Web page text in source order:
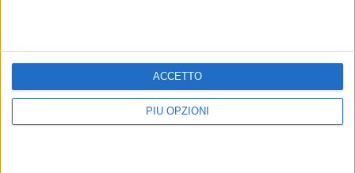
PIÙ OPZIONI
ACCETTO